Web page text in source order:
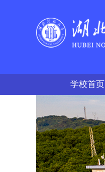
学校首页